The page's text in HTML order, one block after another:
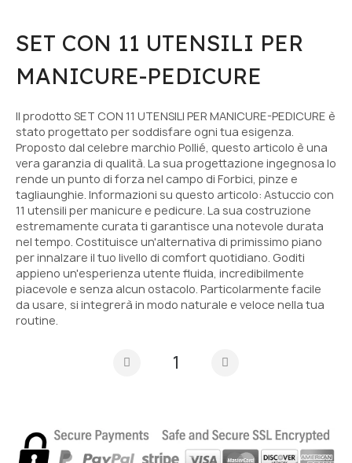
SET CON 11 UTENSILI PER
MANICURE-PEDICURE
Il prodotto SET CON 11 UTENSILI PER MANICURE-PEDICURE è
stato progettato per soddisfare ogni tua esigenza.
Proposto dal celebre marchio Pollié, questo articolo è una
vera garanzia di qualità. La sua progettazione ingegnosa lo
rende un punto di forza nel campo di Forbici, pinze e
tagliaunghie. Informazioni su questo articolo: Astuccio con
11 utensili per manicure e pedicure. La sua costruzione
estremamente curata ti garantisce una notevole durata
nel tempo. Costituisce un'alternativa di primissimo piano
per innalzare il tuo livello di comfort quotidiano. Goditi
appieno un'esperienza utente fluida, incredibilmente
piacevole e senza alcun ostacolo. Particolarmente facile
da usare, si integrerà in modo naturale e veloce nella tua
routine.